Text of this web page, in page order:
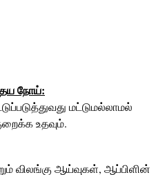
நோய்:
மட்டுமல்லாமல்
உதவும்.
விலங்கு ஆய்வுகள், ஆப்பிளின்